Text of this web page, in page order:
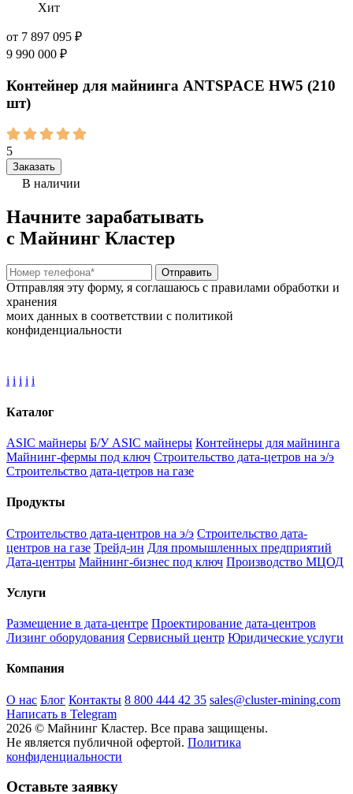
Хит
от 7 897 095 ₽
9 990 000 ₽
Контейнер для майнинга ANTSPACE HW5 (210
шт)
5
Заказать
В наличии
Начните зарабатывать
с Майнинг Кластер
Отправить
Отправляя эту форму, я соглашаюсь с правилами обработки и
хранения
моих данных в соответствии с политикой
конфиденциальности
i i i i i
Каталог
ASIC майнеры Б/У ASIC майнеры Контейнеры для майнинга
Майнинг-фермы под ключ Строительство дата-цетров на э/э
Строительство дата-цетров на газе
Продукты
Строительство дата-центров на э/э Строительство дата-
центров на газе Трейд-ин Для промышленных предприятий
Дата-центры Майнинг-бизнес под ключ Производство МЦОД
Услуги
Размещение в дата-центре Проектирование дата-центров
Лизинг оборудования Сервисный центр Юридические услуги
Компания
О нас Блог Контакты 8 800 444 42 35 sales@cluster-mining.com
Написать в Telegram
2026 © Майнинг Кластер. Все права защищены.
Не является публичной офертой. Политика
конфиденциальности
Оставьте заявку